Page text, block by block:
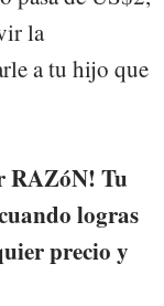
la
a tu hijo que
RAZóN! Tu
logras
precio y